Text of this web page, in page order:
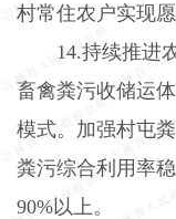
村常住农户实现
14.持续推进
畜禽粪污收储运
模式。加强村屯
粪污综合利用率
90%以上。